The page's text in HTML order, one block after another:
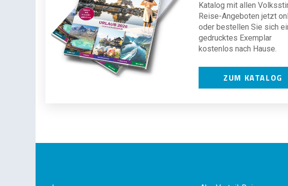
Katalog mit allen
Reise-Angeboten jetzt
oder bestellen Sie sich
gedrucktes Exemplar
kostenlos nach Hause.
ZUM KATALOG